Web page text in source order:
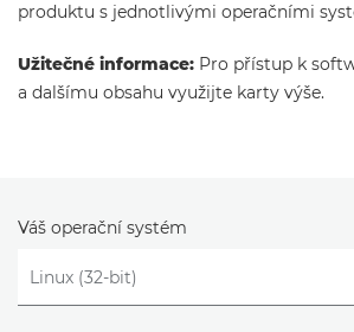
produktu s jednotlivými operačními
Užitečné informace: Pro přístup k
a dalšímu obsahu využijte karty výše.
Váš operační systém